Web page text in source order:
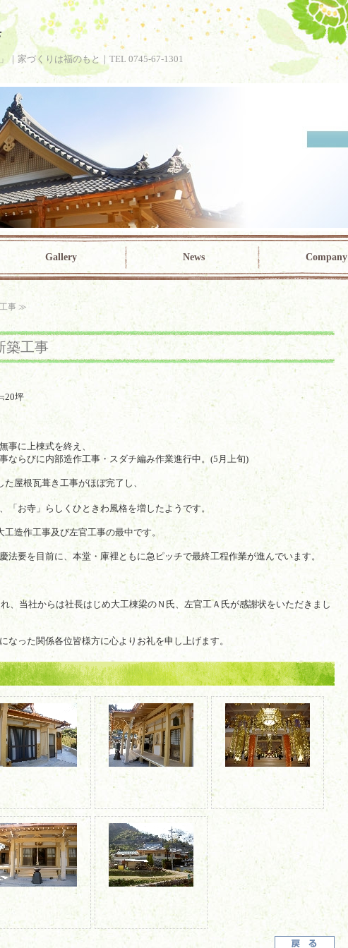
｜家づくりは福のもと｜TEL 0745-67-1301
Gallery News Company
事 ≫
工事
坪
事に上棟式を終え、
ならびに内部造作工事・スダチ編み作業進行中。(5月上旬)
屋根瓦葺き工事がほぼ完了し、
「お寺」らしくひときわ風格を増したようです。
造作工事及び左官工事の最中です。
法要を目前に、本堂・庫裡ともに急ピッチで最終工程作業が進んでいます。
、当社からは社長はじめ大工棟梁のＮ氏、左官工Ａ氏が感謝状をいただきまし
なった関係各位皆様方に心よりお礼を申し上げます。